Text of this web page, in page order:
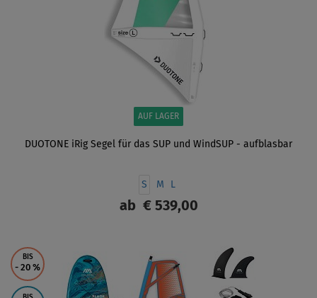
AUF LAGER
DUOTONE iRig Segel für das SUP und WindSUP - aufblasbar
S M
ab € 539,00
BIS
- 20 %